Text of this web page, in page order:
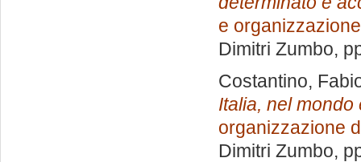
e
Dimitri Zumbo,
Costantino,
Italia, nel mondo
organizzazione
Dimitri Zumbo,